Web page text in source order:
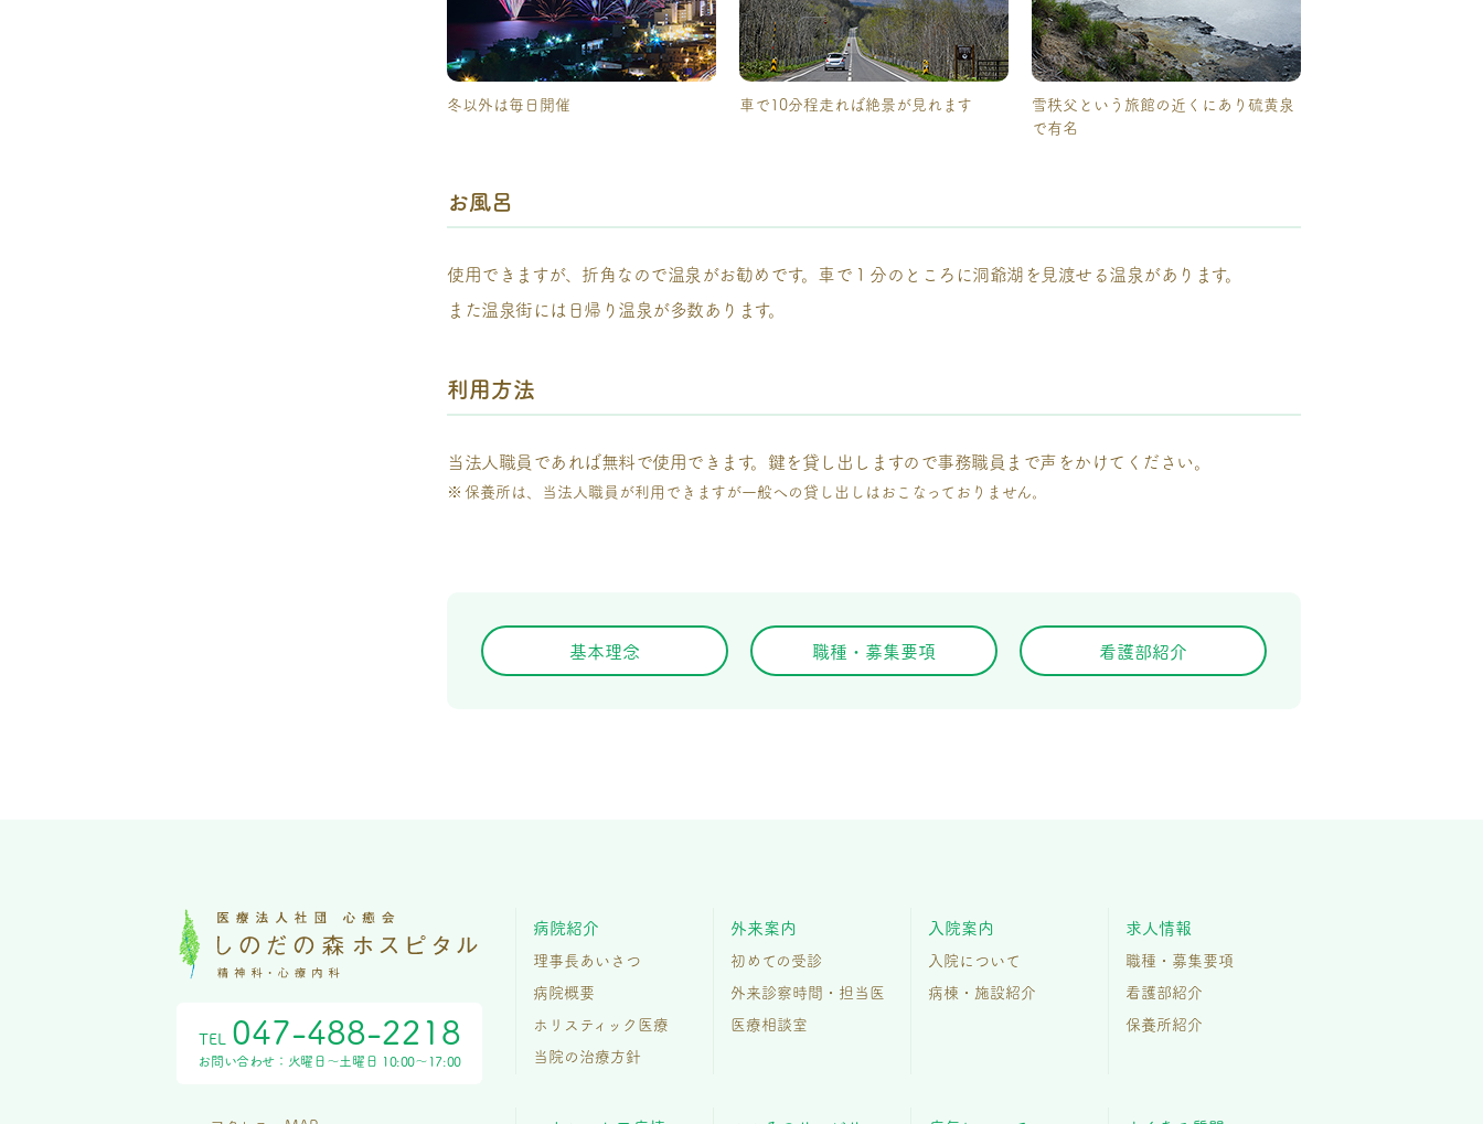
冬以外は毎日開催 車で10分程走れば絶景が見れます
雪秩父という旅館の近くにあり硫黄泉
で有名
お風呂
使用できますが、折角なので温泉がお勧めです。車で１分のところに洞爺湖を見渡せる温泉があります。
また温泉街には日帰り温泉が多数あります。
利用方法
当法人職員であれば無料で使用できます。鍵を貸し出しますので事務職員まで声をかけてください。
保養所は、当法人職員が利用できますが一般への貸し出しはおこなっておりません。
基本理念 職種・募集要項 看護部紹介
医療法人社団 心癒会 しのだの森ホスピタル 精神科・心療内科
お問い合わせ：火曜日～土曜日 10:00～17:00
TEL 047-488-2218
病院紹介
理事長あいさつ
病院概要
ホリスティック医療
当院の治療方針
外来案内
初めての受診
外来診察時間・担当医
医療相談室
入院案内
入院について
病棟・施設紹介
求人情報
職種・募集要項
看護部紹介
保養所紹介